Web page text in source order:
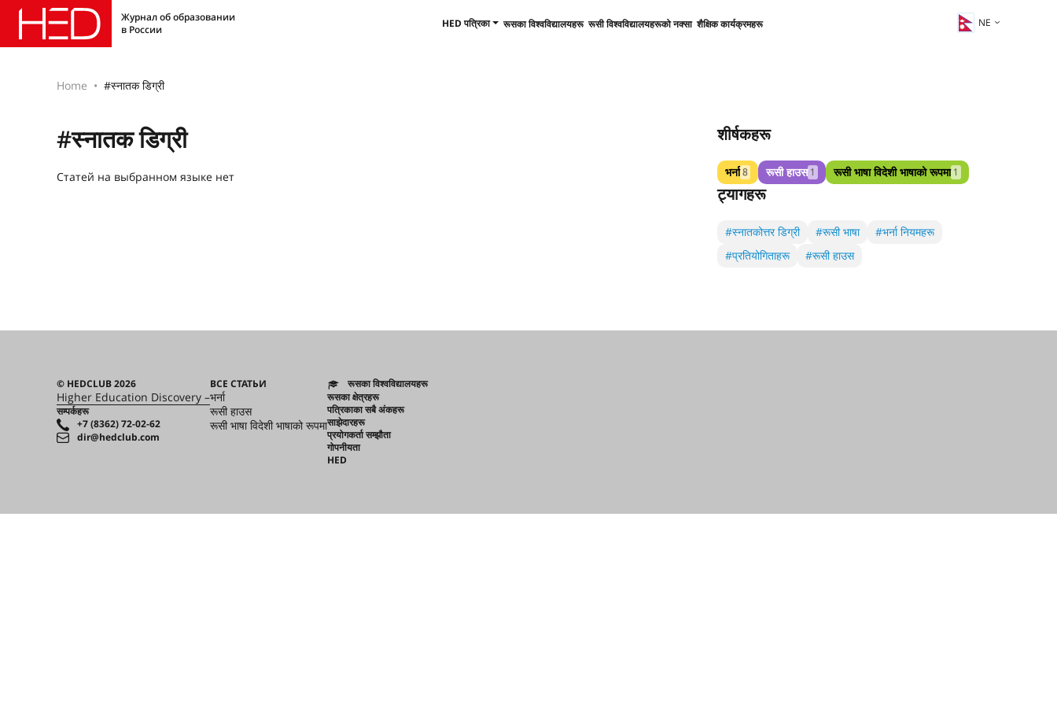
Журнал об образовании
в России
HED पत्रिका रूसका विश्वविद्यालयहरू रूसी विश्वविद्यालयहरूको नक्सा शैक्षिक कार्यक्रमहरू NE
Home #स्नातक डिग्री
#स्नातक डिग्री
Статей на выбранном языке нет
शीर्षकहरू
भर्ना8 रूसी हाउस 1 रूसी भाषा विदेशी भाषाको रूपमा 1
ट्यागहरू
#स्नातकोत्तर डिग्री #रूसी भाषा
#भर्ना नियमहरू
#प्रतियोगिताहरू
#रूसी हाउस
© HEDCLUB 2026
Higher Education Discovery –
सम्पर्कहरू
+7 (8362) 72-02-62
dir@hedclub.com
ВСЕ СТАТЬИ
भर्ना
रूसी हाउस
रूसी भाषा विदेशी भाषाको रूपमा
रूसका विश्वविद्यालयहरू
रूसका क्षेत्रहरू
पत्रिकाका सबै अंकहरू
साझेदारहरू
प्रयोगकर्ता सम्झौता
गोपनीयता
HED